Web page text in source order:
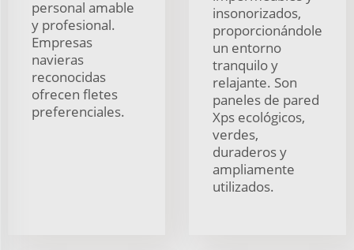
personal amable
y profesional.
Empresas
navieras
reconocidas
ofrecen fletes
preferenciales.
insonorizados,
proporcionándole
un entorno
tranquilo y
relajante. Son
paneles de pared
Xps ecológicos,
verdes,
duraderos y
ampliamente
utilizados.